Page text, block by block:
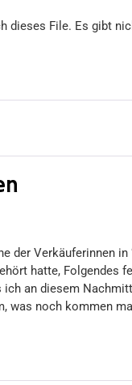
dieses File. Es gibt
der Verkäuferinnen
hatte,
an diesem
noch kommen